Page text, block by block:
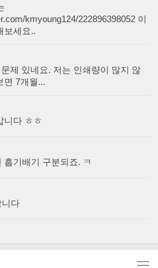
kmyoung124/222896398052 이
보세요..
문제 있네요. 저는 인쇄량이 많지 않
면 7개월...
니다 ㅎㅎ
흡기배기 구분되죠. ㅋ
니다